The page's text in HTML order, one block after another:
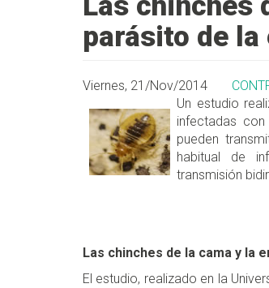
parásito de la
Viernes, 21/Nov/2014
Un estudio
infectadas
pueden
habitual de
transmisión
Las chinches de la cama y la
El estudio, realizado en la